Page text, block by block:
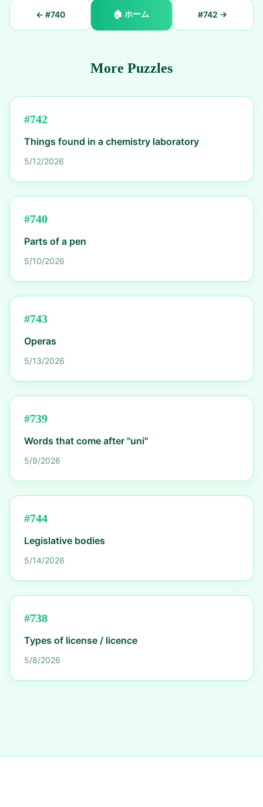
← #740 🏠ホーム #742 →
More Puzzles
#742
Things found in a chemistry laboratory
5/12/2026
#740
Parts of a pen
5/10/2026
#743
Operas
5/13/2026
#739
Words that come after "uni"
5/9/2026
#744
Legislative bodies
5/14/2026
#738
Types of license / licence
5/8/2026